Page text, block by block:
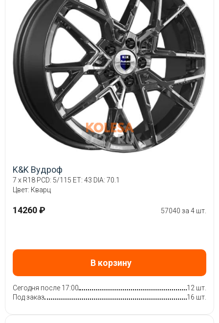
K&K Вудроф
7 x R18 PCD: 5/115 ET: 43 DIA: 70.1
Цвет: Кварц
14260 ₽ 57040 за 4 шт.
В корзину
Сегодня после 17:00
12 шт.
Под заказ
16 шт.